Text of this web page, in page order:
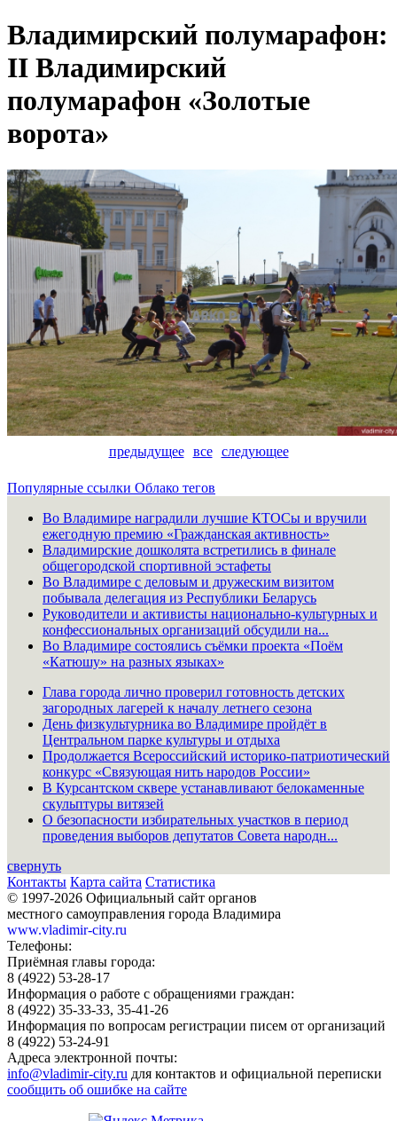
Владимирский полумарафон:
II Владимирский
полумарафон «Золотые
ворота»
предыдущее все следующее
Популярные ссылки Облако тегов
Во Владимире наградили лучшие КТОСы и вручили
ежегодную премию «Гражданская активность»
Владимирские дошколята встретились в финале
общегородской спортивной эстафеты
Во Владимире с деловым и дружеским визитом
побывала делегация из Республики Беларусь
Руководители и активисты национально-культурных и
конфессиональных организаций обсудили на...
Во Владимире состоялись съёмки проекта «Поём
«Катюшу» на разных языках»
Глава города лично проверил готовность детских
загородных лагерей к началу летнего сезона
День физкультурника во Владимире пройдёт в
Центральном парке культуры и отдыха
Продолжается Всероссийский историко-патриотический
конкурс «Связующая нить народов России»
В Курсантском сквере устанавливают белокаменные
скульптуры витязей
О безопасности избирательных участков в период
проведения выборов депутатов Совета народн...
свернуть
Контакты Карта сайта Статистика
© 1997-2026 Официальный сайт органов
местного самоуправления города Владимира
www.vladimir-city.ru
Телефоны:
Приёмная главы города:
8 (4922) 53-28-17
Информация о работе с обращениями граждан:
8 (4922) 35-33-33, 35-41-26
Информация по вопросам регистрации писем от организаций
8 (4922) 53-24-91
Адреса электронной почты:
info@vladimir-city.ru для контактов и официальной переписки
сообщить об ошибке на сайте